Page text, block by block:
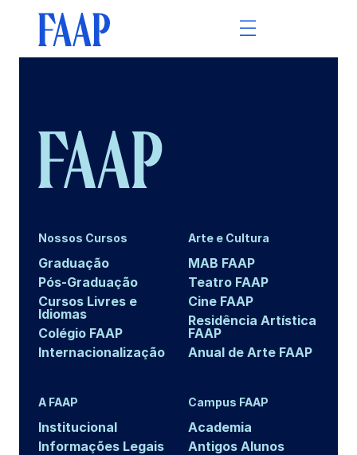
Nossos Cursos
Graduação
Pós-Graduação
Cursos Livres e
Idiomas
Colégio FAAP
Internacionalização
Arte e Cultura
MAB FAAP
Teatro FAAP
Cine FAAP
Residência Artística
FAAP
Anual de Arte FAAP
A FAAP
Institucional
Informações Legais
Campus FAAP
Academia
Antigos Alunos